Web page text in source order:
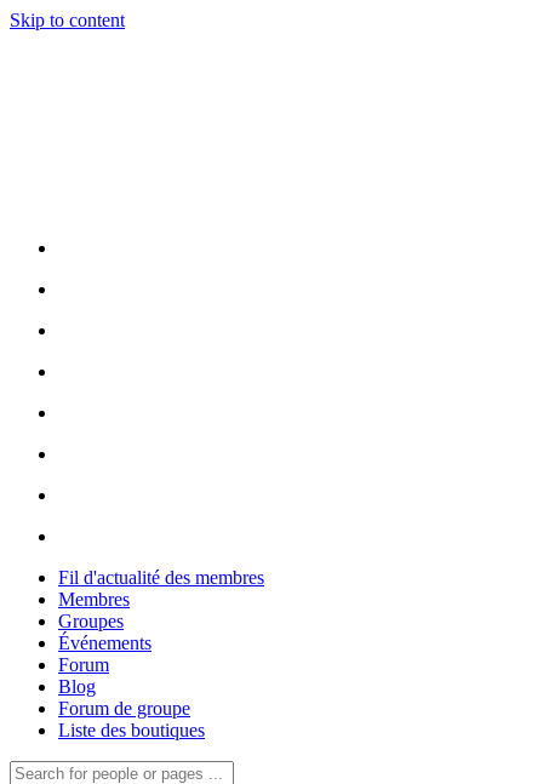
Skip to content
Fil d'actualité des membres
Membres
Groupes
Événements
Forum
Blog
Forum de groupe
Liste des boutiques